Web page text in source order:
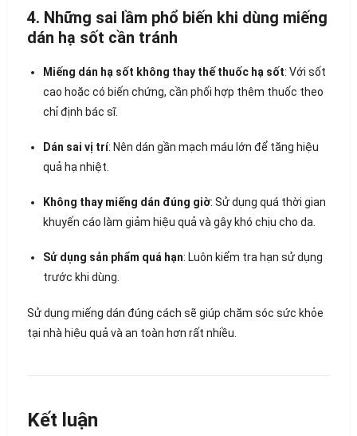
4. Những sai lầm phổ biến khi dùng miếng
dán hạ sốt cần tránh
Miếng dán hạ sốt không thay thế thuốc hạ sốt: Với sốt
cao hoặc có biến chứng, cần phối hợp thêm thuốc theo
chỉ định bác sĩ.
Dán sai vị trí: Nên dán gần mạch máu lớn để tăng hiệu
quả hạ nhiệt.
Không thay miếng dán đúng giờ: Sử dụng quá thời gian
khuyến cáo làm giảm hiệu quả và gây khó chịu cho da.
Sử dụng sản phẩm quá hạn: Luôn kiểm tra hạn sử dụng
trước khi dùng.
Sử dụng miếng dán đúng cách sẽ giúp chăm sóc sức khỏe
tại nhà hiệu quả và an toàn hơn rất nhiều.
Kết luận